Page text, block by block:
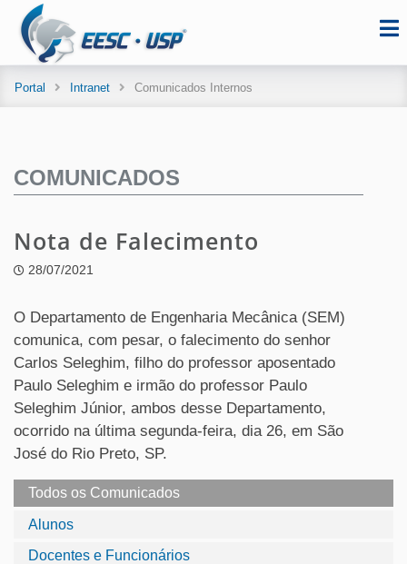
Portal Intranet Comunicados Internos
Todos os Comunicados
Alunos
Docentes e Funcionários
COMUNICADOS
Nota de Falecimento
28/07/2021
O Departamento de Engenharia Mecânica (SEM)
comunica, com pesar, o falecimento do senhor
Carlos Seleghim, filho do professor aposentado
Paulo Seleghim e irmão do professor Paulo
Seleghim Júnior, ambos desse Departamento,
ocorrido na última segunda-feira, dia 26, em São
José do Rio Preto, SP.